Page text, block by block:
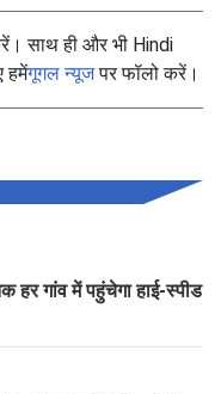
साथ ही और भी Hindi
हमेंगूगल न्यूजपर फॉलो करें।
हर गांव में पहुंचेगा हाई-स्पीड